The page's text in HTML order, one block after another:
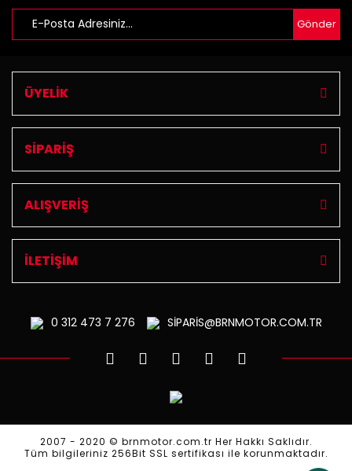
Gönder
ÜYELİK
SİPARİŞ
ALIŞVERİŞ
İLETİŞİM
0 312473 7 276 SİPARİS@BRNMOTOR.COM.TR
2007 - 2020 © brnmotor.com.tr Her Hakkı Saklıdır.
Tüm bilgileriniz 256Bit SSL sertifikası ile korunmaktadır.